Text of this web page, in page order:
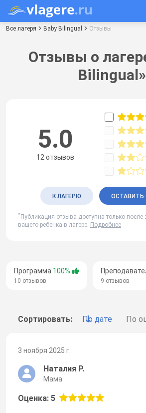
Все лагеря Baby Bilingual Отзывы
Отзывы о
Bilingual»
Программа 100%
10 отзывов 9 отзывов
Сортировать: По дате По
3 ноября 2025 г.
Наталия Р.
Мама
Оценка: 5
5.0
12 отзывов
К ЛАГЕРЮ ОСТАВИТЬ
* Публикация отзыва доступна только после
вашего ребенка в лагере. Подробнее